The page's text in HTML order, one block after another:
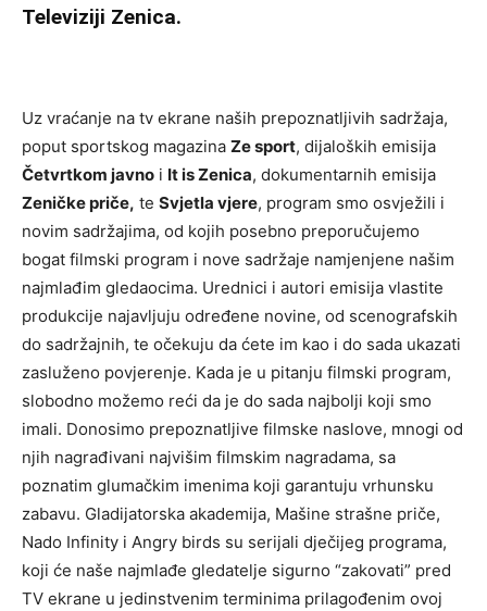
Televiziji Zenica.
Uz vraćanje na tv ekrane naših prepoznatljivih sadržaja,
poput sportskog magazina Ze sport, dijaloških emisija
Četvrtkom javno i It is Zenica, dokumentarnih emisija
Zeničke priče, te Svjetla vjere, program smo osvježili i
novim sadržajima, od kojih posebno preporučujemo
bogat filmski program i nove sadržaje namjenjene našim
najmlađim gledaocima. Urednici i autori emisija vlastite
produkcije najavljuju određene novine, od scenografskih
do sadržajnih, te očekuju da ćete im kao i do sada ukazati
zasluženo povjerenje. Kada je u pitanju filmski program,
slobodno možemo reći da je do sada najbolji koji smo
imali. Donosimo prepoznatljive filmske naslove, mnogi od
njih nagrađivani najvišim filmskim nagradama, sa
poznatim glumačkim imenima koji garantuju vrhunsku
zabavu. Gladijatorska akademija, Mašine strašne priče,
Nado Infinity i Angry birds su serijali dječijeg programa,
koji će naše najmlađe gledatelje sigurno “zakovati” pred
TV ekrane u jedinstvenim terminima prilagođenim ovoj